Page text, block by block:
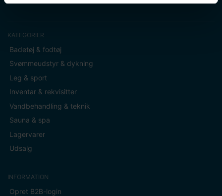
KATEGORIER
Badetøj & fodtøj
Svømmeudstyr & dykning
Leg & sport
Inventar & rekvisitter
Vandbehandling & teknik
Sauna & spa
Lagervarer
Udsalg
INFORMATION
Opret B2B-login